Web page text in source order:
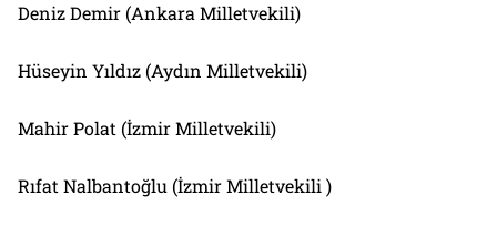
Deniz Demir (Ankara Milletvekili)
Hüseyin Yıldız (Aydın Milletvekili)
Mahir Polat (İzmir Milletvekili)
Rıfat Nalbantoğlu (İzmir Milletvekili )